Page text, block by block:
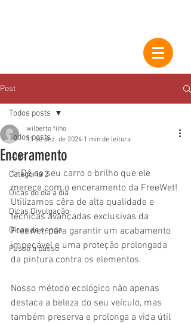
Post
Todos posts
Logo
Categoria 2
Dicas do dia a dia
Dicas Divulgação
Dicas de venda
Passo a passo
Todos posts
Enceramento
wilberto filho
11 de dez. de 2024 1 min de leitura
✨ Dê ao seu carro o brilho que ele
merece com o enceramento da FreeWet!
Utilizamos cêra de alta qualidade e
técnicas avançadas exclusivas da
Freewet, para garantir um acabamento
impecável e uma proteção prolongada
da pintura contra os elementos.
Nosso método ecológico não apenas
destaca a beleza do seu veículo, mas
também preserva e prolonga a vida útil